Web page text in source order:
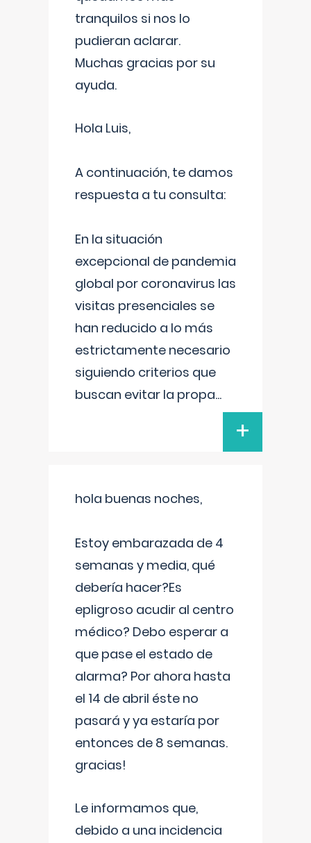
tranquilos si nos lo
pudieran aclarar.
Muchas gracias por su
ayuda.
Hola Luis,
A continuación, te damos
respuesta a tu consulta:
En la situación
excepcional de pandemia
global por coronavirus las
visitas presenciales se
han reducido a lo más
estrictamente necesario
siguiendo criterios que
buscan evitar la propa...
+
hola buenas noches,
Estoy embarazada de 4
semanas y media, qué
debería hacer?Es
epligroso acudir al centro
médico? Debo esperar a
que pase el estado de
alarma? Por ahora hasta
el 14 de abril éste no
pasará y ya estaría por
entonces de 8 semanas.
gracias!
Le informamos que,
debido a una incidencia